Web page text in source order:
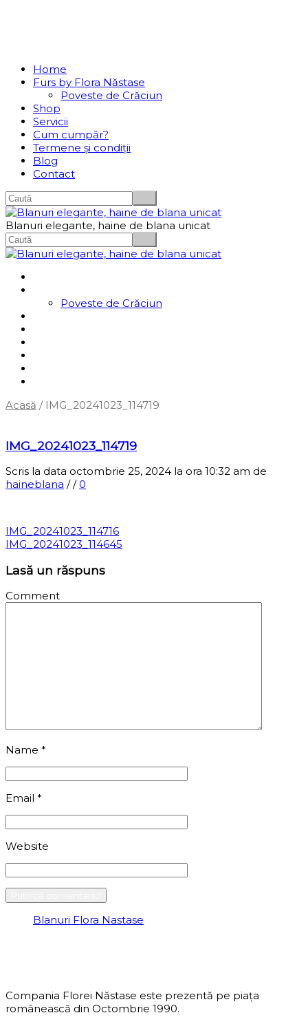
Home
Furs by Flora Năstase
Poveste de Crăciun
Shop
Servicii
Cum cumpăr?
Termene și condiții
Blog
Contact
Blanuri elegante, haine de blana unicat
Poveste de Crăciun
Acasă / IMG_20241023_114719
IMG_20241023_114719
Scris la data octombrie 25, 2024 la ora 10:32 am de
haineblana //0
IMG_20241023_114716
IMG_20241023_114645
Lasă un răspuns
Comment
Name *
Email *
Website
Blanuri Flora Nastase
Compania Florei Năstase este prezentă pe piața
românească din Octombrie 1990.